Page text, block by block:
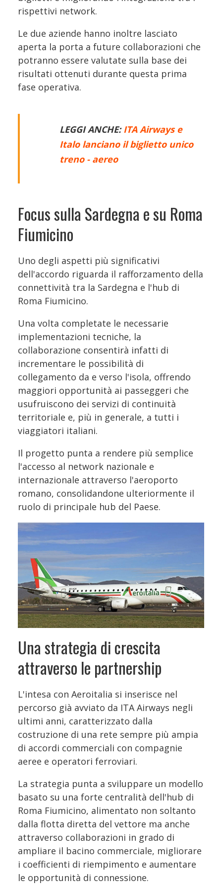
rispettivi network.
Le due aziende hanno inoltre lasciato
aperta la porta a future collaborazioni che
potranno essere valutate sulla base dei
risultati ottenuti durante questa prima
fase operativa.
LEGGI ANCHE: ITA Airways e
Italo lanciano il biglietto unico
treno - aereo
Focus sulla Sardegna e su Roma
Fiumicino
Uno degli aspetti più significativi
dell'accordo riguarda il rafforzamento della
connettività tra la Sardegna e l'hub di
Roma Fiumicino.
Una volta completate le necessarie
implementazioni tecniche, la
collaborazione consentirà infatti di
incrementare le possibilità di
collegamento da e verso l'isola, offrendo
maggiori opportunità ai passeggeri che
usufruiscono dei servizi di continuità
territoriale e, più in generale, a tutti i
viaggiatori italiani.
Il progetto punta a rendere più semplice
l'accesso al network nazionale e
internazionale attraverso l'aeroporto
romano, consolidandone ulteriormente il
ruolo di principale hub del Paese.
Una strategia di crescita
attraverso le partnership
L'intesa con Aeroitalia si inserisce nel
percorso già avviato da ITA Airways negli
ultimi anni, caratterizzato dalla
costruzione di una rete sempre più ampia
di accordi commerciali con compagnie
aeree e operatori ferroviari.
La strategia punta a sviluppare un modello
basato su una forte centralità dell'hub di
Roma Fiumicino, alimentato non soltanto
dalla flotta diretta del vettore ma anche
attraverso collaborazioni in grado di
ampliare il bacino commerciale, migliorare
i coefficienti di riempimento e aumentare
le opportunità di connessione.